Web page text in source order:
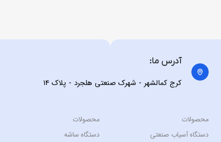
آدرس ما:
کرج کمالشهر - شهرک صنعتی هلجرد - پلاک 14
محصولات
دستگاه آسیاب صنعتی
محصولات
دستگاه ساشه